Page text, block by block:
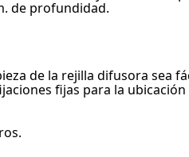
de profundidad.
de la rejilla difusora sea
fijas para la